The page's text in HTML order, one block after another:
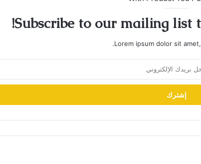
Subscribe to our mailing list
Lorem ipsum dolor sit